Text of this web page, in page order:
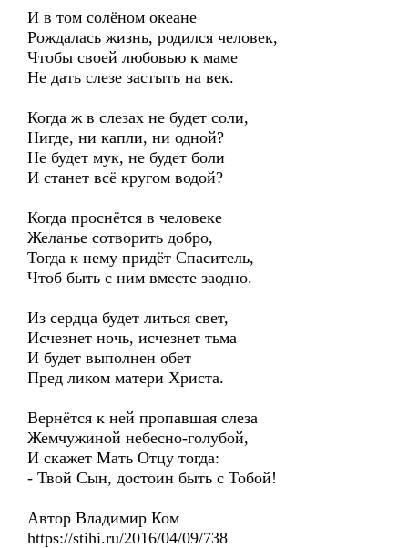
И в том солёном океане
Рождалась жизнь, родился человек,
Чтобы своей любовью к маме
Не дать слезе застыть на век.
Когда ж в слезах не будет соли,
Нигде, ни капли, ни одной?
Не будет мук, не будет боли
И станет всё кругом водой?
Когда проснётся в человеке
Желанье сотворить добро,
Тогда к нему придёт Спаситель,
Чтоб быть с ним вместе заодно.
Из сердца будет литься свет,
Исчезнет ночь, исчезнет тьма
И будет выполнен обет
Пред ликом матери Христа.
Вернётся к ней пропавшая слеза
Жемчужиной небесно-голубой,
И скажет Мать Отцу тогда:
- Твой Сын, достоин быть с Тобой!
Автор Владимир Ком
https://stihi.ru/2016/04/09/738